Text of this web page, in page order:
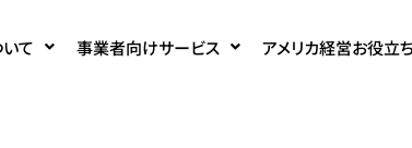
て 事業者向けサービス アメリカ経営お役立